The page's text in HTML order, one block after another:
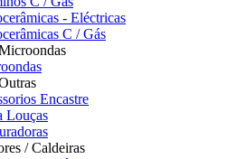
- Eléctricas
C / Gás
Encastre
Louças
/ Caldeiras